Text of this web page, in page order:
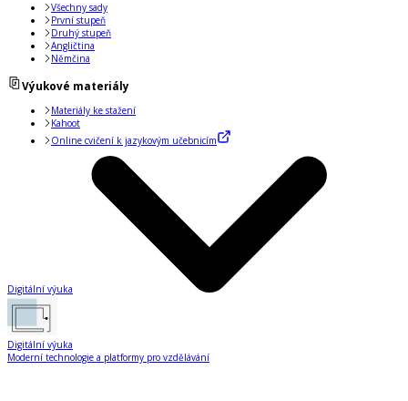
Všechny sady
První stupeň
Druhý stupeň
Angličtina
Němčina
Výukové materiály
Materiály ke stažení
Kahoot
Online cvičení k jazykovým učebnicím
Digitální výuka
Digitální výuka
Moderní technologie a platformy pro vzdělávání